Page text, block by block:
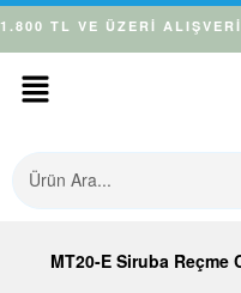
1.800 TL VE ÜZERİ
MT20-E Siruba